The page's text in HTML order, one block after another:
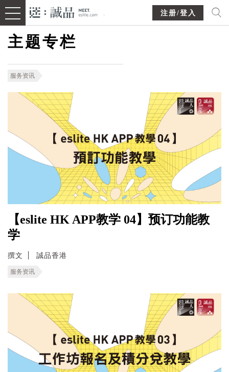
注册/登入
主题专栏
服务资讯
【eslite HK APP教学 04】预订功能教
学
撰文 誠品香港
服务资讯